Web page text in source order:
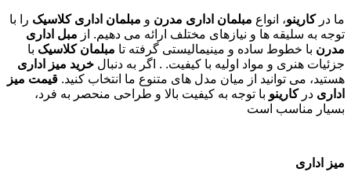
ما درکارینو، انواع مبلمان اداری مدرن و مبلمان اداری کلاسیک را با
توجه به سلیقه ها و نیازهای مختلف ارائه می دهیم. از مبل اداری
مدرن با خطوط ساده و مینیمالیستی گرفته تا مبلمان کلاسیک با
جزئیات هنری و مواد اولیه با کیفیت. . اگر به دنبال خرید میز اداری
هستید، می توانید از میان مدل های متنوع ما انتخاب کنید. قیمت میز
اداری درکارینو با توجه به کیفیت بالا و طراحی منحصر به فرد،
بسیار مناسب است
میز اداری